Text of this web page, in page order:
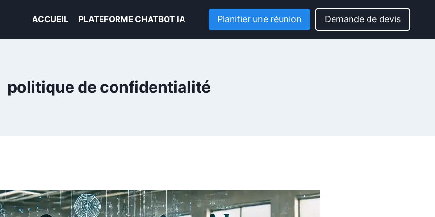
ACCUEIL PLATEFORME CHATBOT IA Planifier une réunion Demande de devis
politique de confidentialité